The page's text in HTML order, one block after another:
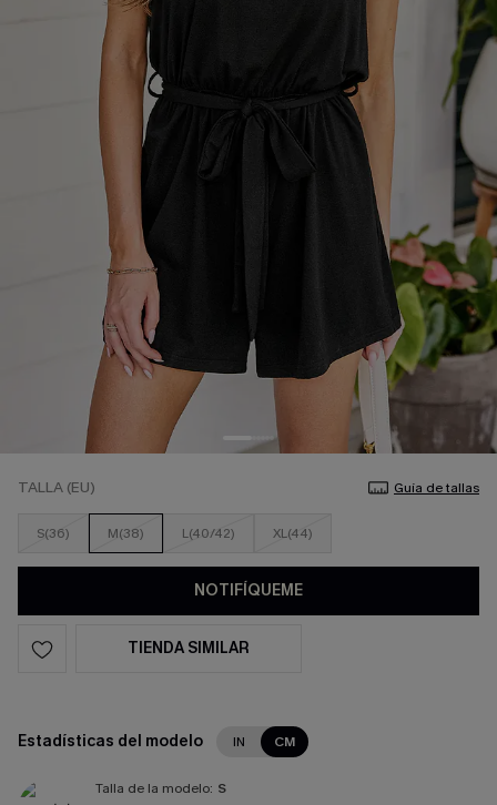
TALLA (EU) Guía de tallas
S(36) M(38) L(40/42) XL(44)
NOTIFÍQUEME
TIENDA SIMILAR
Estadísticas del modelo IN CM
Talla de la modelo: S